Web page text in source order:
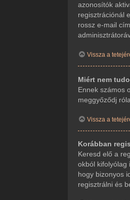
azonosítók
regisztrációnál
rossz e-mail
Vissza a
Miért nem
Ennek számos
meggyőződj
Vissza a
Korábban
Keresd elő a
okból kifolyólag
hogy bizonyos
regisztrálni és